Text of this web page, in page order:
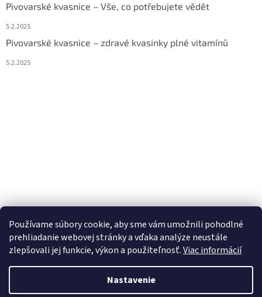
Používame súbory cookie, aby sme vám umožnili pohodlné
prehliadanie webovej stránky a vďaka analýze neustále
zlepšovali jej funkcie, výkon a použiteľnosť.Viac informácií
Nastavenie
Pivovarské kvasnice – Vše, co potřebujete vědět
5.2.2025
Pivovarské kvasnice – zdravé kvasinky plné vitamínů
5.2.2025